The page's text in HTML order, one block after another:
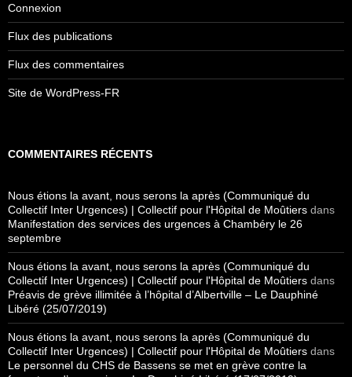
Connexion
Flux des publications
Flux des commentaires
Site de WordPress-FR
COMMENTAIRES RÉCENTS
Nous étions la avant, nous serons la après (Communiqué du
Collectif Inter Urgences) | Collectif pour l'Hôpital de Moûtiers dans
Manifestation des services des urgences à Chambéry le 26
septembre
Nous étions la avant, nous serons la après (Communiqué du
Collectif Inter Urgences) | Collectif pour l'Hôpital de Moûtiers dans
Préavis de grève illimitée à l’hôpital d’Albertville – Le Dauphiné
Libéré (25/07/2019)
Nous étions la avant, nous serons la après (Communiqué du
Collectif Inter Urgences) | Collectif pour l'Hôpital de Moûtiers dans
Le personnel du CHS de Bassens se met en grève contre la